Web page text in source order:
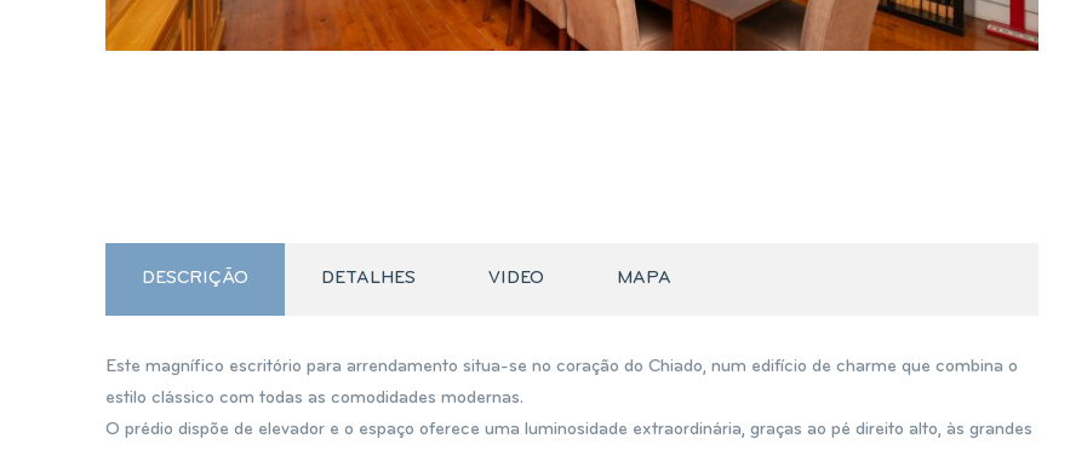
DESCRIÇÃO DETALHES VIDEO MAPA
Este magnífico escritório para arrendamento situa-se no coração do Chiado, num edifício de charme que combina o
estilo clássico com todas as comodidades modernas.
O prédio dispõe de elevador e o espaço oferece uma luminosidade extraordinária, graças ao pé direito alto, às grandes